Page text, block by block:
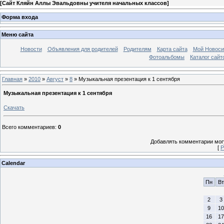
[Сайт Кляйн Аллы Эвальдовны учителя начальных классов]
Форма входа
Меню сайта
Новости Объявления для родителей Родителям Карта сайта
Мой
Фотоальбомы
Каталог
Главная » 2010 » Август » 8 » Музыкальная презентация к 1 сентября
Музыкальная презентация к 1 сентября
Скачать
Всего комментариев: 0
Добавлять комментарии
[
Calendar
Пн
Вт
2
3
9
10
16
17